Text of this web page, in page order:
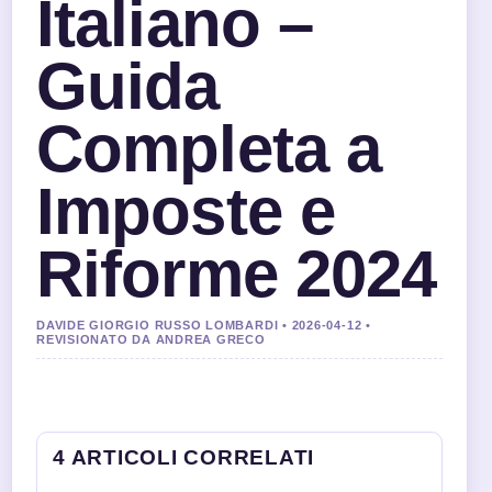
Italiano –
Guida
Completa a
Imposte e
Riforme 2024
DAVIDE GIORGIO RUSSO LOMBARDI • 2026-04-12 •
REVISIONATO DA ANDREA GRECO
4 ARTICOLI CORRELATI